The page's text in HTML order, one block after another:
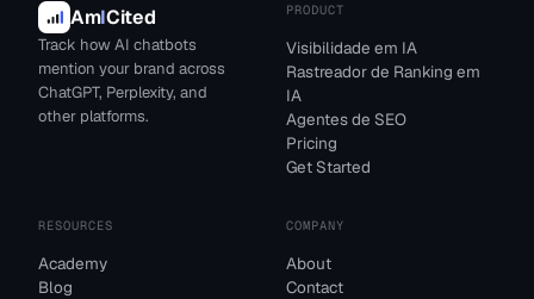
AmICited
Track how AI chatbots
mention your brand across
ChatGPT, Perplexity, and
other platforms.
PRODUCT
Visibilidade em IA
Rastreador de Ranking em
IA
Agentes de SEO
Pricing
Get Started
RESOURCES
Academy
Blog
COMPANY
About
Contact